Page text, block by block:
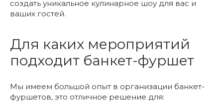
создать уникальное кулинарное шоу для вас и
ваших гостей.
Для каких мероприятий
подходит банкет-фуршет
Мы имеем большой опыт в организации банкет-
фуршетов, это отличное решение для: